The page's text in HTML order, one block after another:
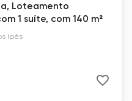
Loteamento
1 suíte, com 140 m²
Ipês